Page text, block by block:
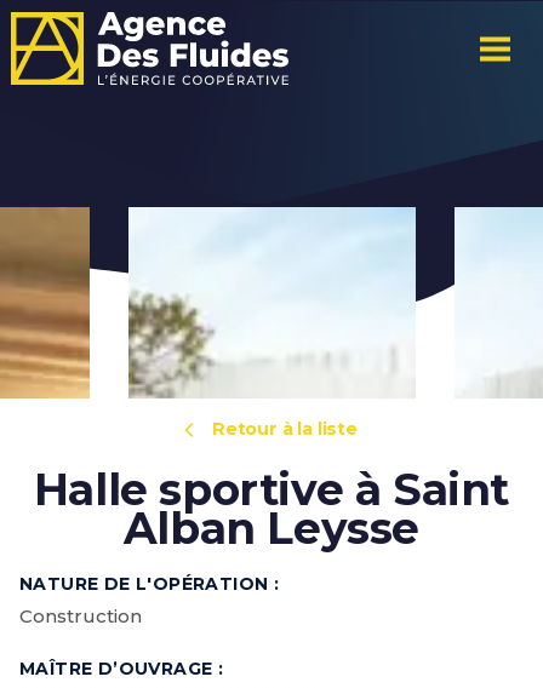
Retour à la liste
Halle sportive à Saint
Alban Leysse
NATURE DE L'OPÉRATION :
Construction
MAÎTRE D’OUVRAGE :